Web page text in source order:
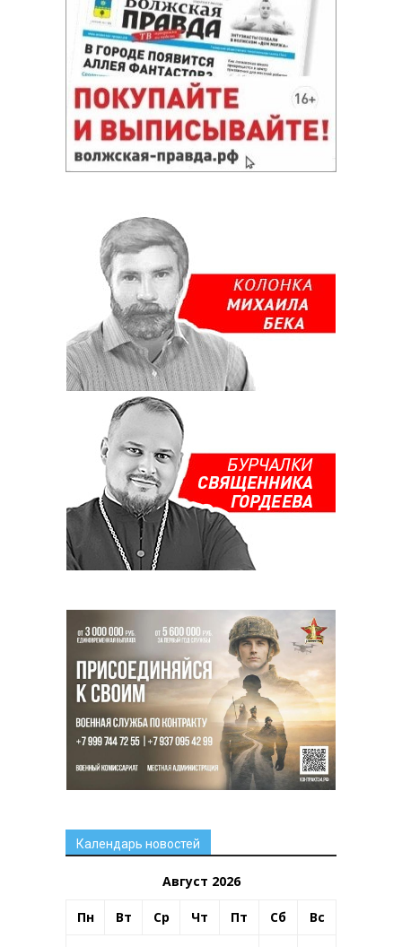
Календарь новостей
Август 2026
Пн Вт Ср Чт Пт Сб Вс